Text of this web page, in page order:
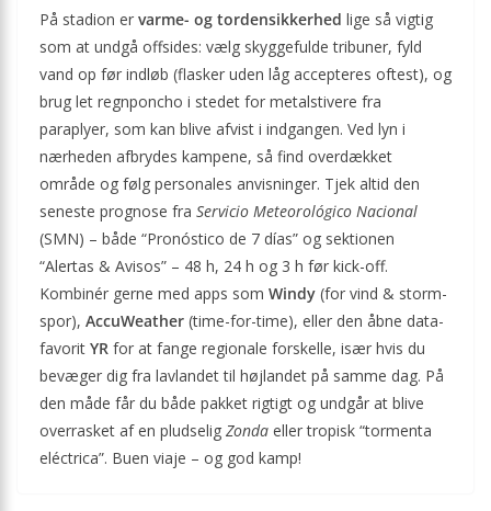
På stadion er varme- og tordensikkerhed lige så vigtig
som at undgå offsides: vælg skyggefulde tribuner, fyld
vand op før indløb (flasker uden låg accepteres oftest), og
brug let regnponcho i stedet for metal­stivere fra
paraplyer, som kan blive afvist i indgangen. Ved lyn i
nærheden afbrydes kampene, så find overdækket
område og følg personales anvisninger. Tjek altid den
seneste prognose fra Servicio Meteorológico Nacional
(SMN) – både “Pronóstico de 7 días” og sektionen
“Alertas & Avisos” – 48 h, 24 h og 3 h før kick-off.
Kombinér gerne med apps som Windy (for vind & storm­
spor), AccuWeather (time-for-time), eller den åbne data-
favorit YR for at fange regionale forskelle, især hvis du
bevæger dig fra lavlandet til højlandet på samme dag. På
den måde får du både pakket rigtigt og undgår at blive
overrasket af en pludselig Zonda eller tropisk “tormenta
eléctrica”. Buen viaje – og god kamp!